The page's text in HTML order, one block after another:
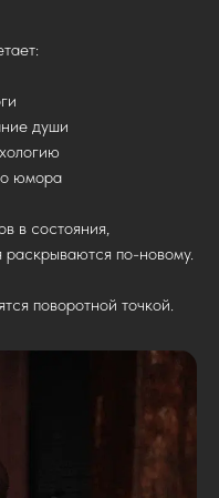
души
юмора
в состояния,
по-новому.
поворотной точкой.